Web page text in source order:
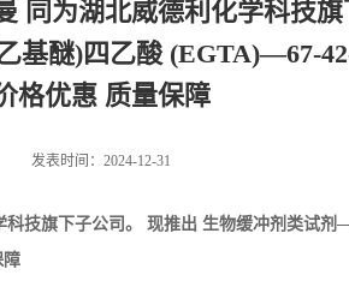
科技旗下子公司。 现推出 生物缓冲剂类试
2